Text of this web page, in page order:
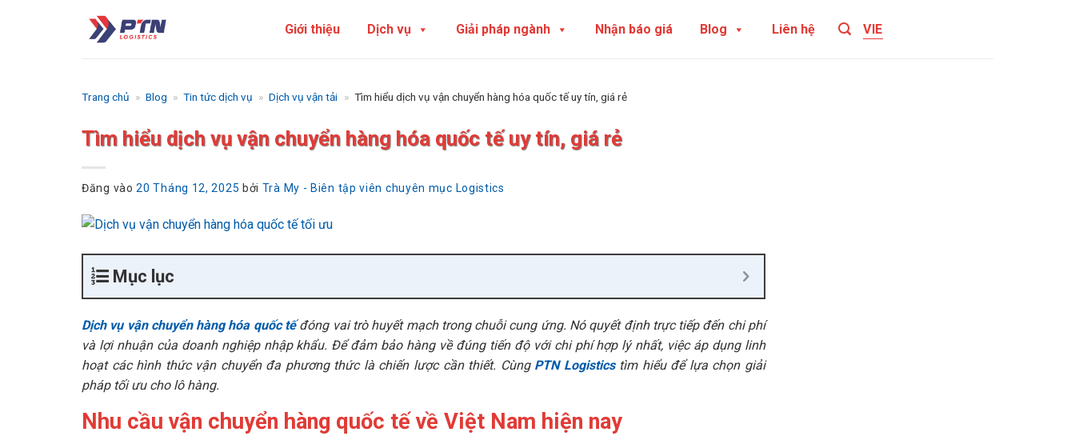
Giới thiệu Dịch vụ Giải pháp ngành Nhận báo giá Blog Liên hệ VIE
Trang chủ » Blog » Tin tức dịch vụ » Dịch vụ vận tải » Tìm hiểu dịch vụ vận chuyển hàng hóa quốc tế uy tín, giá rẻ
Tìm hiểu dịch vụ vận chuyển hàng hóa quốc tế uy tín, giá rẻ
Đăng vào20 Tháng 12, 2025 bởi Trà My - Biên tập viên chuyên mục Logistics
Mục lục
Dịch vụ vận chuyển hàng hóa quốc tế đóng vai trò huyết mạch trong chuỗi cung ứng. Nó quyết định trực tiếp đến chi phí
và lợi nhuận của doanh nghiệp nhập khẩu. Để đảm bảo hàng về đúng tiến độ với chi phí hợp lý nhất, việc áp dụng linh
hoạt các hình thức vận chuyển đa phương thức là chiến lược cần thiết. CùngPTN Logistics tìm hiểu để lựa chọn giải
pháp tối ưu cho lô hàng.
Nhu cầu vận chuyển hàng quốc tế về Việt Nam hiện nay